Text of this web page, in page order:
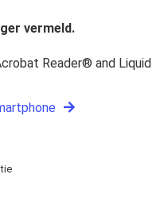
vermeld.
Reader® and Liquid